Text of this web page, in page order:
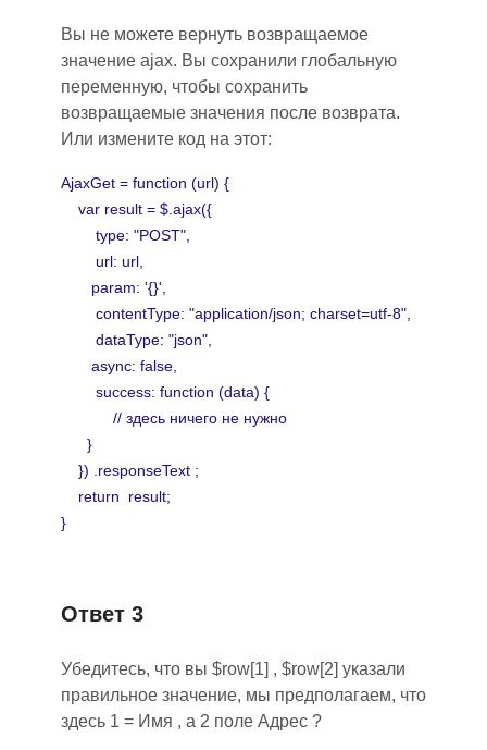
Вы не можете вернуть возвращаемое
значение ajax. Вы сохранили глобальную
переменную, чтобы сохранить
возвращаемые значения после возврата.
Или измените код на этот:
AjaxGet = function (url) {
var result = $.ajax({
type: "POST",
url: url,
param: '{}',
contentType: "application/json; charset=utf-8",
dataType: "json",
async: false,
success: function (data) {
// здесь ничего не нужно
}
}) .responseText ;
return result;
}
Ответ 3
Убедитесь, что вы $row[1] , $row[2] указали
правильное значение, мы предполагаем, что
здесь 1 = Имя , а 2 поле Адрес ?